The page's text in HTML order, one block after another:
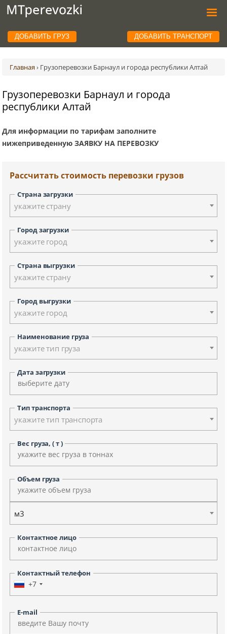
ДОБАВИТЬ ГРУЗ ДОБАВИТЬ ТРАНСПОРТ
Главная › Грузоперевозки Барнаул и города республики Алтай
Грузоперевозки Барнаул и города
республики Алтай
Для информации по тарифам заполните
нижеприведенную ЗАЯВКУ НА ПЕРЕВОЗКУ
Рассчитать стоимость перевозки грузов
Страна загрузки
укажите страну
Город загрузки
укажите город
Страна выгрузки
укажите страну
Город выгрузки
укажите город
Наименование груза
укажите тип груза
Дата загрузки
Тип транспорта
укажите тип транспорта
Вес груза, ( т )
Объем груза
м3
Контактное лицо
Контактный телефон
+7
E-mail